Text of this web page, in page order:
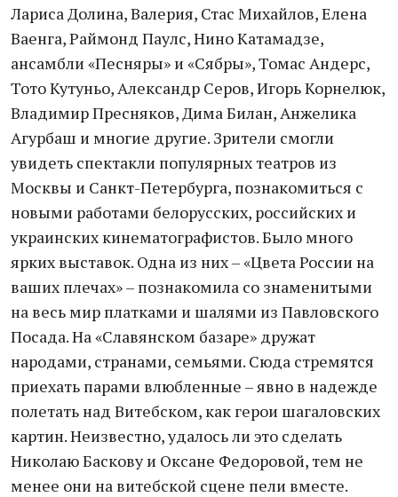
Лариса Долина, Валерия, Стас Михайлов, Елена
Ваенга, Раймонд Паулс, Нино Катамадзе,
ансамбли «Песняры» и «Сябры», Томас Андерс,
Тото Кутуньо, Александр Серов, Игорь Корнелюк,
Владимир Пресняков, Дима Билан, Анжелика
Агурбаш и многие другие. Зрители смогли
увидеть спектакли популярных театров из
Москвы и Санкт-Петербурга, познакомиться с
новыми работами белорусских, российских и
украинских кинематографистов. Было много
ярких выставок. Одна из них – «Цвета России на
ваших плечах» – познакомила со знаменитыми
на весь мир платками и шалями из Павловского
Посада. На «Славянском базаре» дружат
народами, странами, семьями. Сюда стремятся
приехать парами влюбленные – явно в надежде
полетать над Витебском, как герои шагаловских
картин. Неизвестно, удалось ли это сделать
Николаю Баскову и Оксане Федоровой, тем не
менее они на витебской сцене пели вместе.